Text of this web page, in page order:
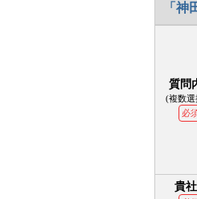
「
質問
(複数
必
貴